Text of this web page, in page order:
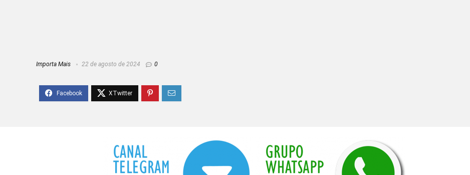
Importa Mais 22 de agosto de 2024 0